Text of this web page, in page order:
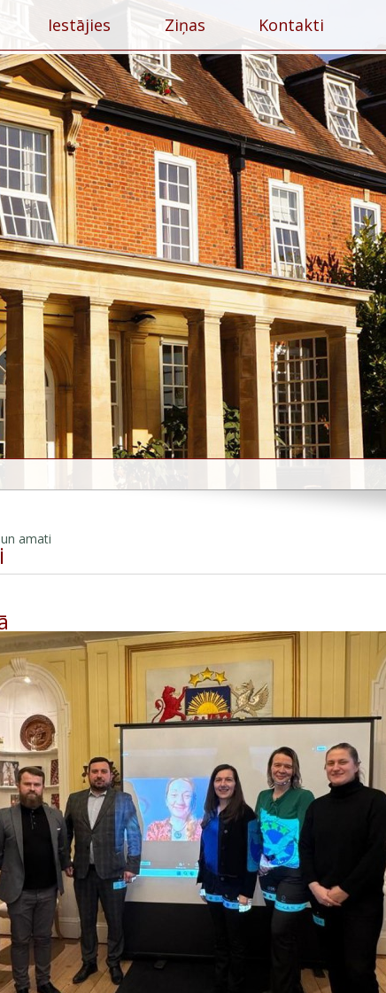
Iestājies Ziņas Kontakti
amati